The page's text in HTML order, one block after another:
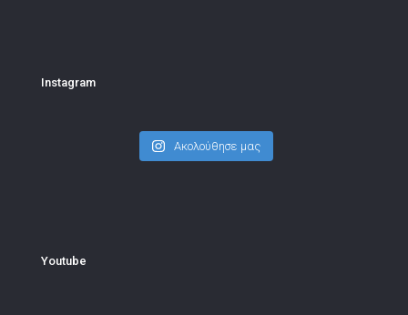
Instagram
Ακολούθησε μας
Youtube